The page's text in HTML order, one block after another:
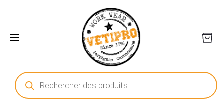
Recherche
de
produits